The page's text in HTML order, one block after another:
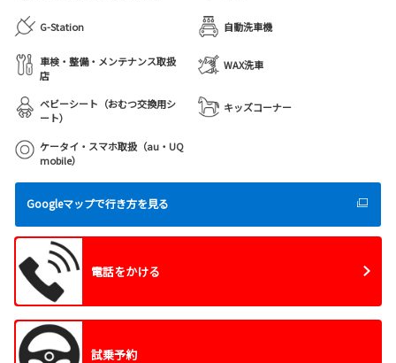
G-Station 自動洗車機
車検・整備・メンテナンス取扱
店
WAX洗車
ベビーシート（おむつ交換用シ
ート）
キッズコーナー
ケータイ・スマホ取扱（au・UQ
mobile）
Googleマップで行き方を見る
電話をかける
試乗予約